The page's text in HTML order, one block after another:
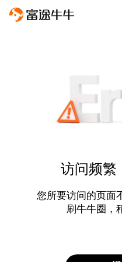
访问频繁
您所要访问的页面
刷牛牛圈，